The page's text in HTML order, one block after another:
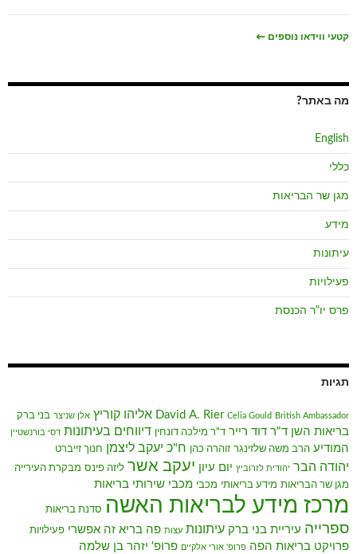
קטעי ווידאו נוספים ←
מה באתר?
English
כללי
מגן שר הבריאות
מידע
עיתונות
פעילויות
פרס יו"ר הכנסת
תגיות
British Ambassador
Celia Gould
David A. Rier אליהו קוריץ אלן שניצר בני ברק
בריאות השן ד"ר דוד רייר ד"ר מילכה דונחין דיווחים בעיתונות דסי בורנשטיין
המודיע הרב משה שלזינגר זוהרה כהן ח"כ יעקב ליצמן חנוך זייברט
יהודה הבר יהודית לזרוביץ יום עיון יעקב אשר ליזה פינס מבקרת העירייה
מגן שר הבריאות מידע בריאותי מכבי מכבי שירותי בריאות
מרכז מידע לבריאות האשה סדנת בריאות
ספרייה עיריית בני ברק עיתונות עצות פה בריא זה אפשרי פעילויות
פרויקט בריאות הפה פרופ' אורי אלקיים פרופ' יזהר בן שלמה